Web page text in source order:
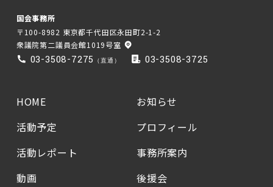
国会事務所
〒100-8982 東京都千代田区永田町2-1-2
衆議院第二議員会館1019号室
03-3508-7275 （直通） 03-3508-3725
HOME
お知らせ
活動予定
プロフィール
活動レポート
事務所案内
動画
後援会